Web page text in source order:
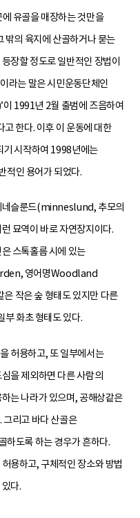
유골을 매장하는 것만을
밖의 육지에 산골하거나 묻는
장할 정도로 일반적인 장법이
라는 말은 시민운동단체인
1991년 2월 출범에 즈음하여
고 한다. 이후 이 운동에 대한
기 시작하여 1998년에는
적인 용어가 되었다.
네슬룬드(minneslund, 추모의
런 묘역이 바로 자연장지이다.
스톡홀름 시에 있는
영어명Woodland
작은 숲 형태도 있지만 다른
부 화초 형태도 있다.
허용하고, 또 일부에서는
을 제외하면 다른 사람의
는 나라가 있으며, 공해상같은
그리고 바다 산골은
하도록 하는 경우가 흔하다.
용하고, 구체적인 장소와 방법
다.